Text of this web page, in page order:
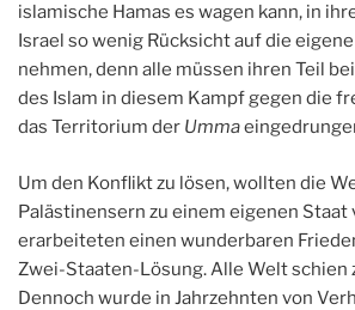
islamische Hamas es wagen kann, in
Israel so wenig Rücksicht auf die
nehmen, denn alle müssen ihren Teil
des Islam in diesem Kampf gegen die
das Territorium der Umma
Um den Konflikt zu lösen, wollten die
Palästinensern zu einem eigenen Staat
erarbeiteten einen wunderbaren
Zwei-Staaten-Lösung. Alle Welt schien
Dennoch wurde in Jahrzehnten von